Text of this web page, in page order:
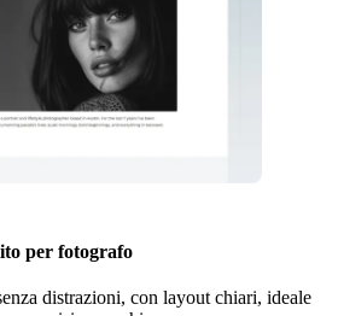
per fotografo
distrazioni, con layout chiari, ideale